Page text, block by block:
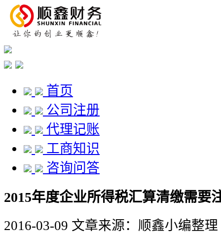
首页
公司注册
代理记账
工商知识
咨询问答
2015年度企业所得税汇算清缴需要
2016-03-09 文章来源：顺鑫小编整理